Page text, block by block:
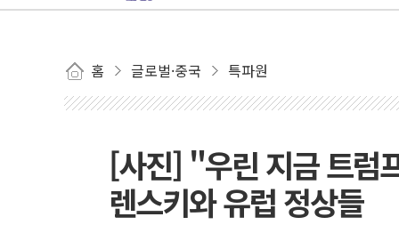
홈 글로벌·중국 특파원
[사진] "우린 지금 트럼
렌스키와 유럽 정상들